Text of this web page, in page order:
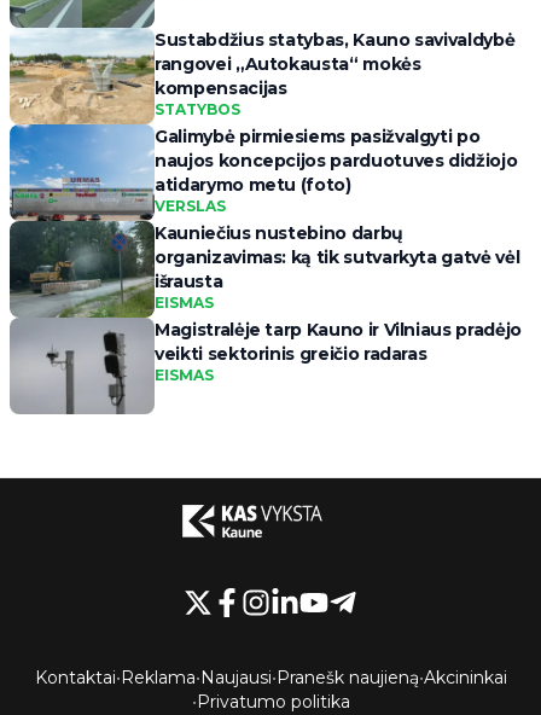
Sustabdžius statybas, Kauno savivaldybė
rangovei „Autokausta“ mokės
kompensacijas
STATYBOS
Galimybė pirmiesiems pasižvalgyti po
naujos koncepcijos parduotuves didžiojo
atidarymo metu (foto)
VERSLAS
Kauniečius nustebino darbų
organizavimas: ką tik sutvarkyta gatvė vėl
išrausta
EISMAS
Magistralėje tarp Kauno ir Vilniaus pradėjo
veikti sektorinis greičio radaras
EISMAS
Kontaktai•Reklama•Naujausi•Pranešk naujieną•Akcininkai
•Privatumo politika